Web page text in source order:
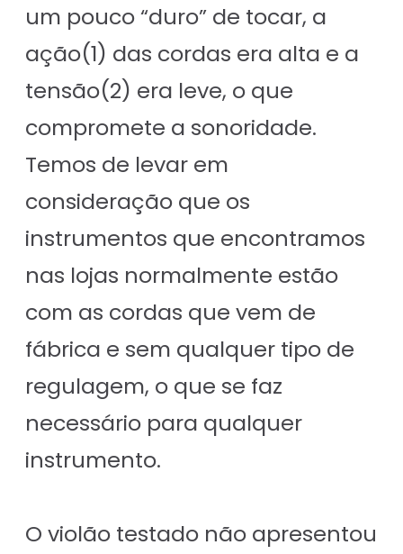
um pouco “duro” de tocar, a
ação(1) das cordas era alta e a
tensão(2) era leve, o que
compromete a sonoridade.
Temos de levar em
consideração que os
instrumentos que encontramos
nas lojas normalmente estão
com as cordas que vem de
fábrica e sem qualquer tipo de
regulagem, o que se faz
necessário para qualquer
instrumento.
O violão testado não apresentou